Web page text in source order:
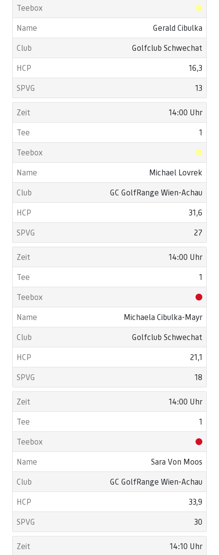
Gerald Cibulka
Golfclub Schwechat
16,3
13
14:00 Uhr
1
Michael Lovrek
GC GolfRange Wien-Achau
31,6
27
14:00 Uhr
1
Michaela Cibulka-Mayr
Golfclub Schwechat
21,1
18
14:00 Uhr
1
Sara Von Moos
GC GolfRange Wien-Achau
33,9
30
14:10 Uhr